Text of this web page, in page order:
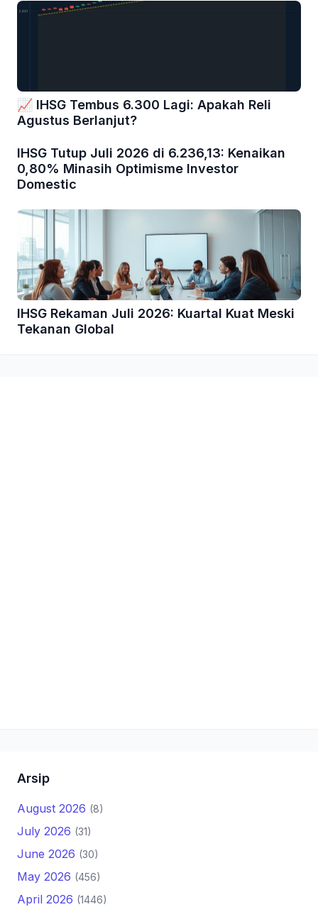
📈 IHSG Tembus 6.300 Lagi: Apakah Reli
Agustus Berlanjut?
IHSG Tutup Juli 2026 di 6.236,13: Kenaikan
0,80% Minasih Optimisme Investor
Domestic
IHSG Rekaman Juli 2026: Kuartal Kuat Meski
Tekanan Global
Arsip
August 2026 (8)
July 2026 (31)
June 2026 (30)
May 2026 (456)
April 2026 (1446)